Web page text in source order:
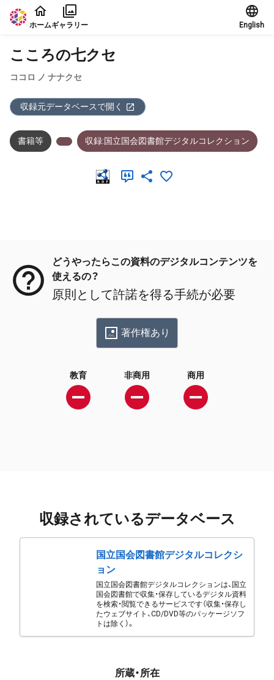
本文に飛ぶ
ホームギャラリー English
こころの七クセ
ココロ ノ ナナクセ
収録元データベースで開く
書籍等 収録:国立国会図書館デジタルコレクション
どうやったらこの資料のデジタルコンテンツを
使えるの？
原則として許諾を得る手続が必要
著作権あり
教育 非商用 商用
収録されているデータベース
国立国会図書館デジタルコレクシ
ョン
国立国会図書館デジタルコレクションは、国立
国会図書館で収集・保存しているデジタル資料
を検索・閲覧できるサービスです（収集・保存し
たウェブサイト、CD/DVD等のパッケージソフ
トは除く）。
所蔵・所在